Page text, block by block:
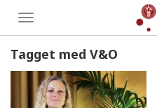
Toggle
menu
Tagget med V&O